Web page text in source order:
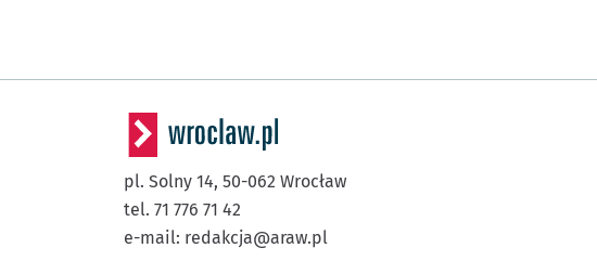
pl. Solny 14, 50-062 Wrocław
tel. 71 776 71 42
e-mail: redakcja@araw.pl